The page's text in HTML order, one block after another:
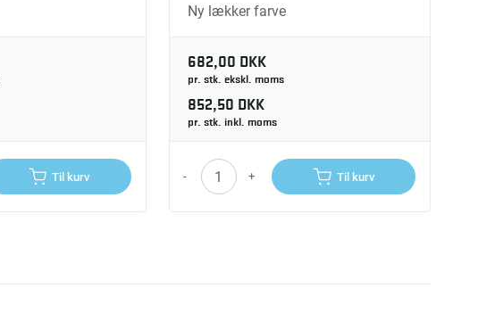
Til kurv
Ny lækker farve
682,00 DKK
pr. stk. ekskl. moms
852,50 DKK
pr. stk. inkl. moms
- + Til kurv